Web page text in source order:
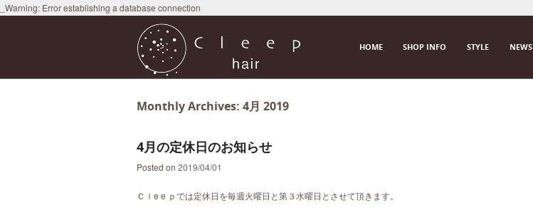
_Warning: Error establishing a database connection
SKIP TO CONTENT
HOME SHOP INFO STYLE NEWS
Monthly Archives: 4月 2019
4月の定休日のお知らせ
Posted on 2019/04/01
Ｃｌe e ｐでは定休日を毎週火曜日と第３水曜日とさせて頂きます。